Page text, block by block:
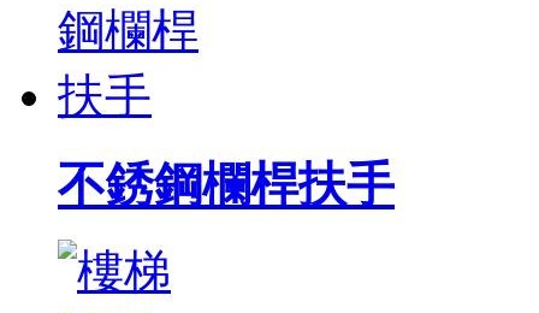
不銹鋼欄桿扶手